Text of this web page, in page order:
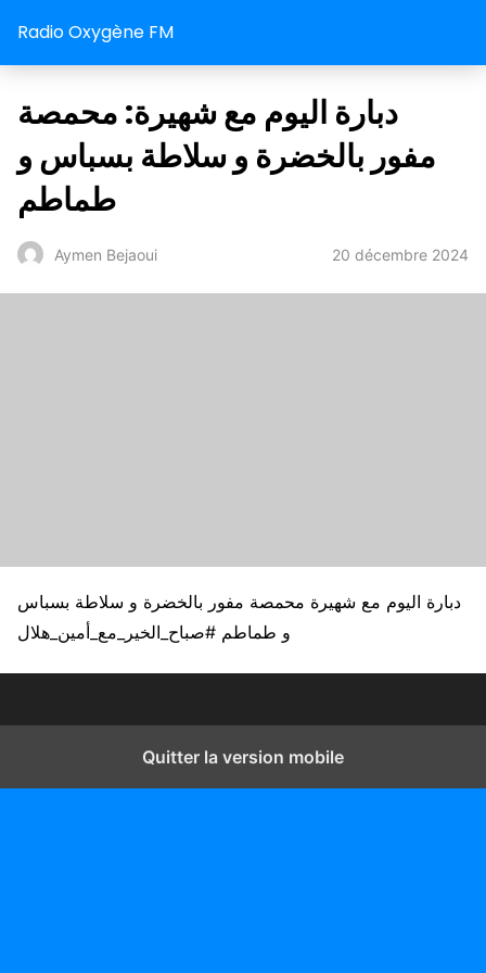
Radio Oxygène FM
دبارة اليوم مع شهيرة: محمصة
مفور بالخضرة و سلاطة بسباس و
طماطم
Aymen Bejaoui 20 décembre 2024
دبارة اليوم مع شهيرة محمصة مفور بالخضرة و سلاطة بسباس
و طماطم #صباح_الخير_مع_أمين_هلال
Quitter la version mobile